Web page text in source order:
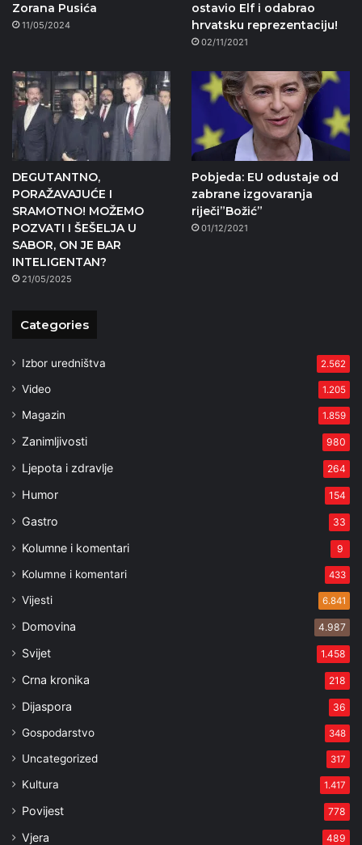
Zorana Pusića
11/05/2024
ostavio Elf i odabrao
hrvatsku reprezentaciju!
02/11/2021
DEGUTANTNO,
PORAŽAVAJUĆE I
SRAMOTNO! MOŽEMO
POZVATI I ŠEŠELJA U
SABOR, ON JE BAR
INTELIGENTAN?
21/05/2025
Pobjeda: EU odustaje od
zabrane izgovaranja
riječi”Božić”
01/12/2021
Categories
Izbor uredništva 2.562
Video 1.205
Magazin 1.859
Zanimljivosti 980
Ljepota i zdravlje 264
Humor 154
Gastro 33
Kolumne i komentari 9
Kolumne i komentari 433
Vijesti 6.841
Domovina 4.987
Svijet 1.458
Crna kronika 218
Dijaspora 36
Gospodarstvo 348
Uncategorized 317
Kultura 1.417
Povijest 778
Vjera 489